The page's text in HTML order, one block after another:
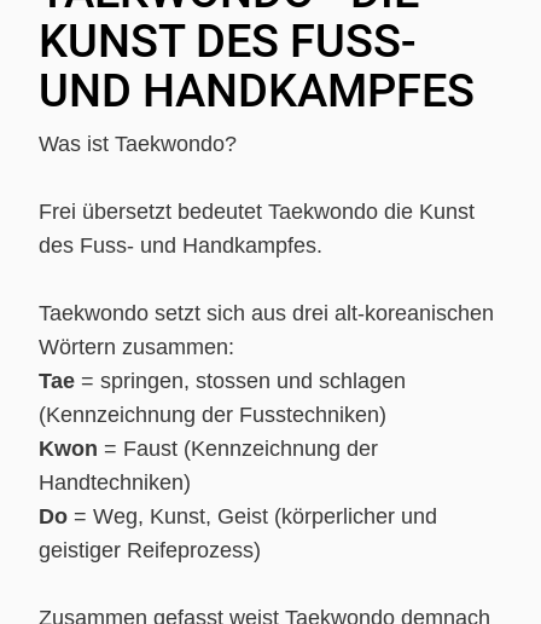
KUNST DES FUSS-
UND HANDKAMPFES
Was ist Taekwondo?
Frei übersetzt bedeutet Taekwondo die Kunst
des Fuss- und Handkampfes.
Taekwondo setzt sich aus drei alt-koreanischen
Wörtern zusammen:
Tae = springen, stossen und schlagen
(Kennzeichnung der Fusstechniken)
Kwon = Faust (Kennzeichnung der
Handtechniken)
Do = Weg, Kunst, Geist (körperlicher und
geistiger Reifeprozess)
Zusammen gefasst weist Taekwondo demnach
Login